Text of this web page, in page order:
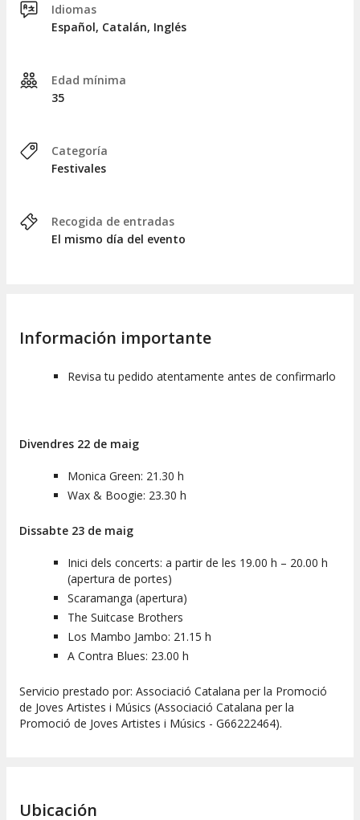
Idiomas
Español, Catalán, Inglés
Edad mínima
35
Categoría
Festivales
Recogida de entradas
El mismo día del evento
Información importante
Revisa tu pedido atentamente antes de confirmarlo
Divendres 22 de maig
Monica Green: 21.30 h
Wax & Boogie: 23.30 h
Dissabte 23 de maig
Inici dels concerts: a partir de les 19.00 h – 20.00 h
(apertura de portes)
Scaramanga (apertura)
The Suitcase Brothers
Los Mambo Jambo: 21.15 h
A Contra Blues: 23.00 h
Servicio prestado por: Associació Catalana per la Promoció
de Joves Artistes i Músics (Associació Catalana per la
Promoció de Joves Artistes i Músics - G66222464).
Ubicación